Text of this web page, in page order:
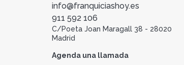
info@franquiciashoy.es
911 592 106
C/Poeta Joan Maragall 38 - 28020
Madrid
Agenda una llamada